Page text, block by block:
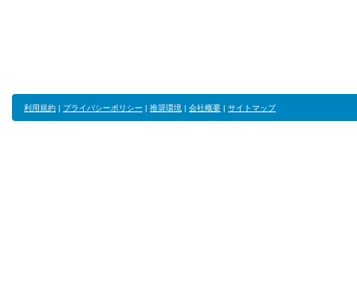
利用規約 | プライバシーポリシー | 推奨環境 | 会社概要 | サイトマップ